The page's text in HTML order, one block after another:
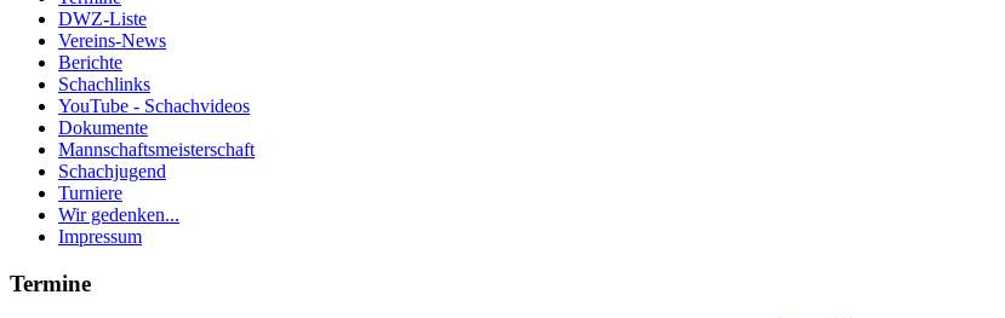
DWZ-Liste
Vereins-News
Berichte
Schachlinks
YouTube - Schachvideos
Dokumente
Mannschaftsmeisterschaft
Schachjugend
Turniere
Wir gedenken...
Impressum
Termine